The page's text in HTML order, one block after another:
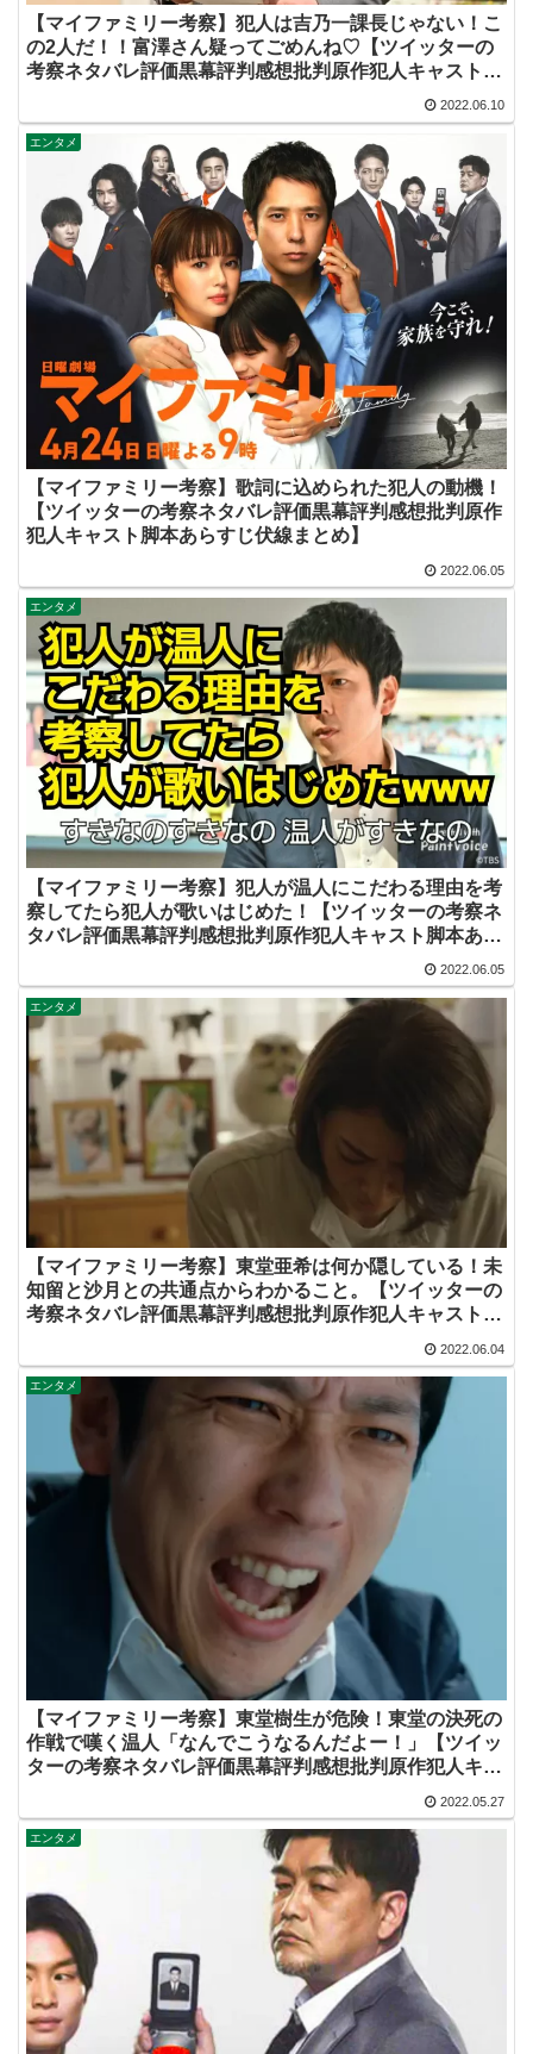
【マイファミリー考察】犯人は吉乃一課長じゃない！こ
の2人だ！！富澤さん疑ってごめんね♡【ツイッターの
考察ネタバレ評価黒幕評判感想批判原作犯人キャスト脚
2022.06.10
エンタメ
【マイファミリー考察】歌詞に込められた犯人の動機！
【ツイッターの考察ネタバレ評価黒幕評判感想批判原作
犯人キャスト脚本あらすじ伏線まとめ】
2022.06.05
エンタメ
【マイファミリー考察】犯人が温人にこだわる理由を考
察してたら犯人が歌いはじめた！【ツイッターの考察ネ
タバレ評価黒幕評判感想批判原作犯人キャスト脚本あら
2022.06.05
エンタメ
【マイファミリー考察】東堂亜希は何か隠している！未
知留と沙月との共通点からわかること。【ツイッターの
考察ネタバレ評価黒幕評判感想批判原作犯人キャスト脚
2022.06.04
エンタメ
【マイファミリー考察】東堂樹生が危険！東堂の決死の
作戦で嘆く温人「なんでこうなるんだよー！」【ツイッ
ターの考察ネタバレ評価黒幕評判感想批判原作犯人キャ
2022.05.27
エンタメ